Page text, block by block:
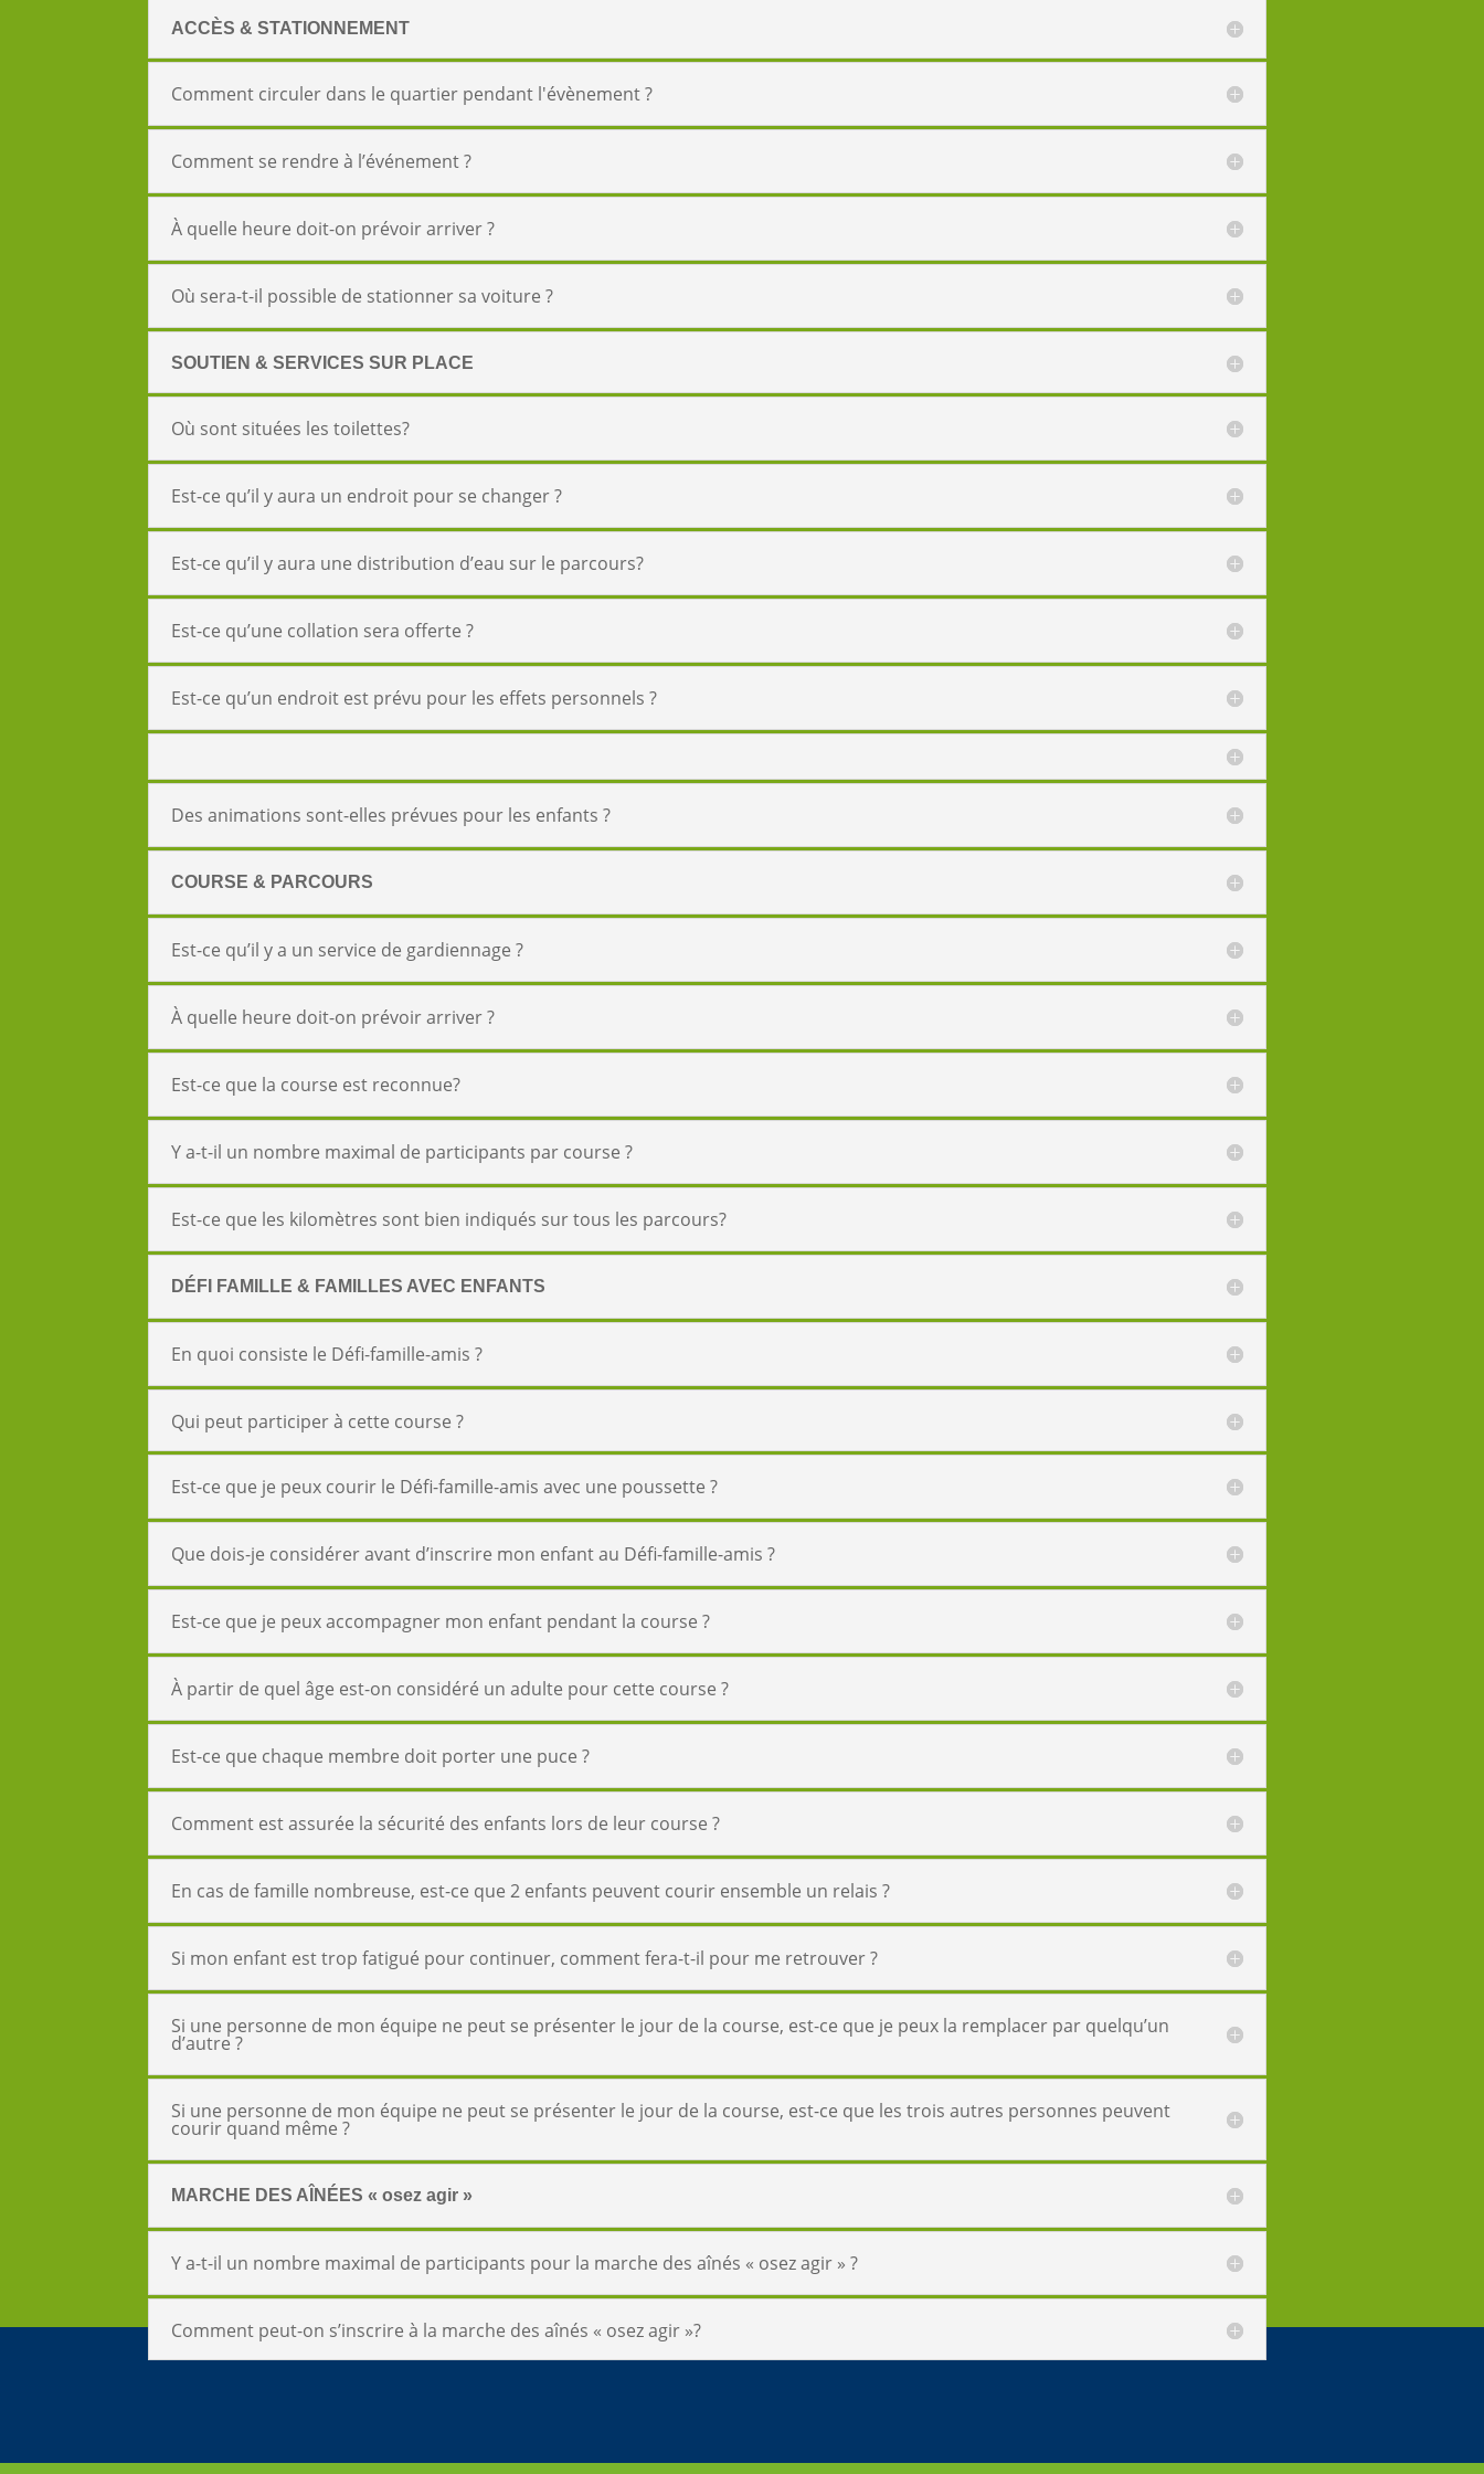
ACCÈS & STATIONNEMENT
Comment circuler dans le quartier pendant l'évènement ?
Comment se rendre à l’événement ?
À quelle heure doit-on prévoir arriver ?
Où sera-t-il possible de stationner sa voiture ?
SOUTIEN & SERVICES SUR PLACE
Où sont situées les toilettes?
Est-ce qu’il y aura un endroit pour se changer ?
Est-ce qu’il y aura une distribution d’eau sur le parcours?
Est-ce qu’une collation sera offerte ?
Est-ce qu’un endroit est prévu pour les effets personnels ?
Des animations sont-elles prévues pour les enfants ?
COURSE & PARCOURS
Est-ce qu’il y a un service de gardiennage ?
À quelle heure doit-on prévoir arriver ?
Est-ce que la course est reconnue?
Y a-t-il un nombre maximal de participants par course ?
Est-ce que les kilomètres sont bien indiqués sur tous les parcours?
DÉFI FAMILLE & FAMILLES AVEC ENFANTS
En quoi consiste le Défi-famille-amis ?
Qui peut participer à cette course ?
Est-ce que je peux courir le Défi-famille-amis avec une poussette ?
Que dois-je considérer avant d’inscrire mon enfant au Défi-famille-amis ?
Est-ce que je peux accompagner mon enfant pendant la course ?
À partir de quel âge est-on considéré un adulte pour cette course ?
Est-ce que chaque membre doit porter une puce ?
Comment est assurée la sécurité des enfants lors de leur course ?
En cas de famille nombreuse, est-ce que 2 enfants peuvent courir ensemble un relais ?
Si mon enfant est trop fatigué pour continuer, comment fera-t-il pour me retrouver ?
Si une personne de mon équipe ne peut se présenter le jour de la course, est-ce que je peux la remplacer par quelqu’un
d’autre ?
Si une personne de mon équipe ne peut se présenter le jour de la course, est-ce que les trois autres personnes peuvent
courir quand même ?
MARCHE DES AÎNÉES « osez agir »
Y a-t-il un nombre maximal de participants pour la marche des aînés « osez agir » ?
Comment peut-on s’inscrire à la marche des aînés « osez agir »?